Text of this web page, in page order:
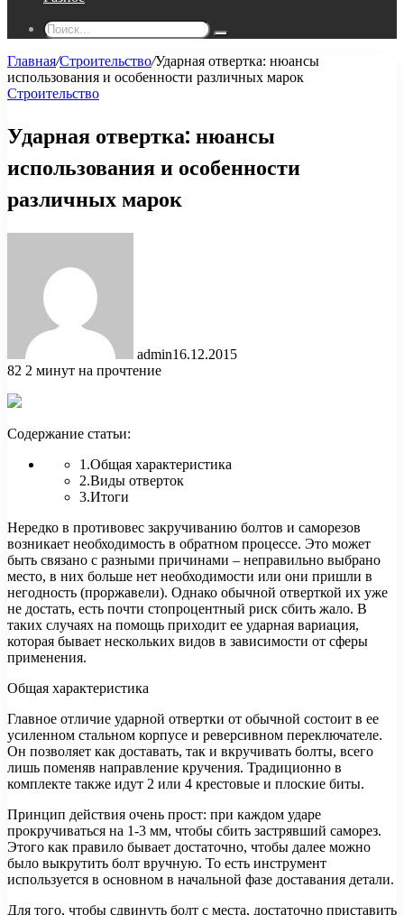
Поиск...
Главная/Строительство/Ударная отвертка: нюансы
использования и особенности различных марок
Строительство
Ударная отвертка: нюансы
использования и особенности
различных марок
admin16.12.2015
82 2 минут на прочтение
Содержание статьи:
1.Общая характеристика
2.Виды отверток
3.Итоги
Нередко в противовес закручиванию болтов и саморезов
возникает необходимость в обратном процессе. Это может
быть связано с разными причинами – неправильно выбрано
место, в них больше нет необходимости или они пришли в
негодность (проржавели). Однако обычной отверткой их уже
не достать, есть почти стопроцентный риск сбить жало. В
таких случаях на помощь приходит ее ударная вариация,
которая бывает нескольких видов в зависимости от сферы
применения.
Общая характеристика
Главное отличие ударной отвертки от обычной состоит в ее
усиленном стальном корпусе и реверсивном переключателе.
Он позволяет как доставать, так и вкручивать болты, всего
лишь поменяв направление кручения. Традиционно в
комплекте также идут 2 или 4 крестовые и плоские биты.
Принцип действия очень прост: при каждом ударе
прокручиваться на 1-3 мм, чтобы сбить застрявший саморез.
Этого как правило бывает достаточно, чтобы далее можно
было выкрутить болт вручную. То есть инструмент
используется в основном в начальной фазе доставания детали.
Для того, чтобы сдвинуть болт с места, достаточно приставить